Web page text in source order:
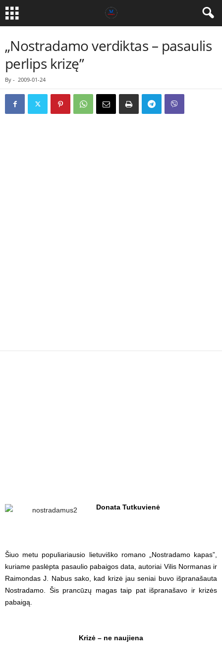
„Nostradamo verdiktas – pasaulis
perlips krizę”
By - 2009-01-24
Donata Tutkuvienė
Šiuo metu populiariausio lietuviško romano „Nostradamo kapas”,
kuriame paslėpta pasaulio pabaigos data, autoriai Vilis Normanas ir
Raimondas J. Nabus sako, kad krizė jau seniai buvo išpranašauta
Nostradamo. Šis prancūzų magas taip pat išpranašavo ir krizės
pabaigą.
Krizė – ne naujiena